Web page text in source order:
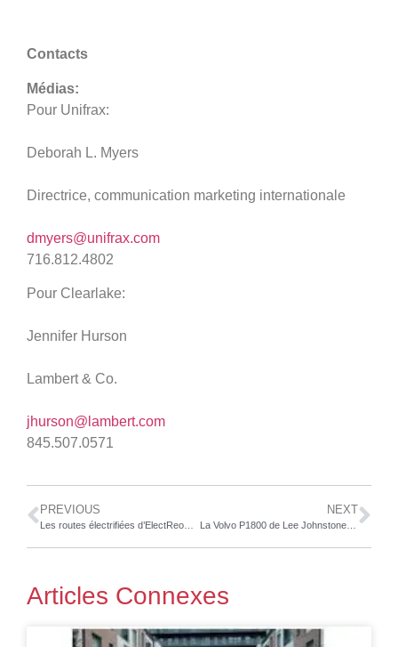
Contacts
Médias:
Pour Unifrax:
Deborah L. Myers
Directrice, communication marketing internationale
dmyers@unifrax.com
716.812.4802
Pour Clearlake:
Jennifer Hurson
Lambert & Co.
jhurson@lambert.com
845.507.0571
PREVIOUS NEXT
La Volvo P1800 de Lee Johnstone du Royaume-Uni couronnée gagnante de la grande finale mondiale du Hot Wheels™ Legends Tour 2021 au garage de Jay Leno
Articles Connexes